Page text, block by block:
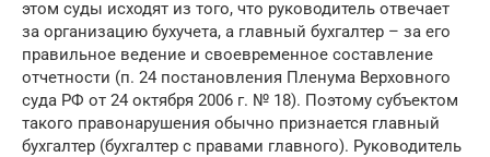
этом суды исходят из того, что руководитель отвечает
за организацию бухучета, а главный бухгалтер – за его
правильное ведение и своевременное составление
отчетности (п. 24 постановления Пленума Верховного
суда РФ от 24 октября 2006 г. № 18). Поэтому субъектом
такого правонарушения обычно признается главный
бухгалтер (бухгалтер с правами главного). Руководитель